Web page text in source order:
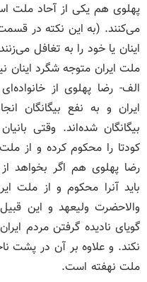
پهلوی هم یکی از آحاد ملت
می‌کنند. (به این نکته در
اینان یا خود را به تغافل
ملت ایران متوجه شگرد اینان
الف- رضا پهلوی از
ایران و به نفع بیگانگان
بیگانگان شده‌اند. وقتی
کودتا را محکوم کرده و از
رضا پهلوی هم اگر بخواهد
باید آنرا محکوم و از ملت
والاحضرت ولیعهد و این
گویای نادیده گرفتن مردم
نکند. و علاوه بر آن در پشت
ملت نهفته است.